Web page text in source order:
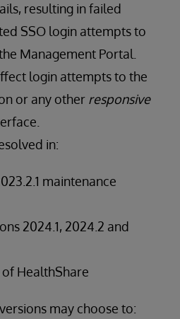
resulting in failed
SSO login attempts to
Management Portal.
login attempts to the
or any other responsive
in:
maintenance
2024.1, 2024.2 and
HealthShare
may choose to: